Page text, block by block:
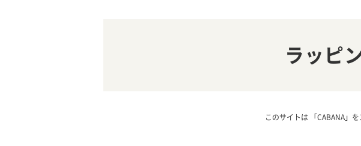
ラッピ
このサイトは 「CABANA」